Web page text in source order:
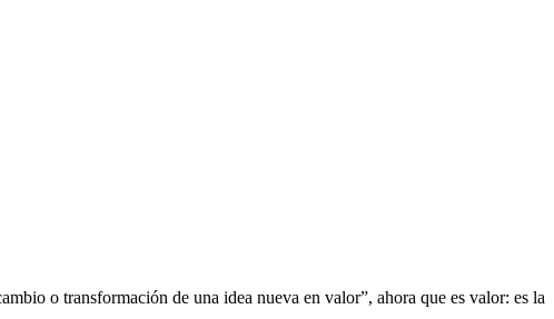
o transformación de una idea nueva en valor”, ahora que es valor: es la